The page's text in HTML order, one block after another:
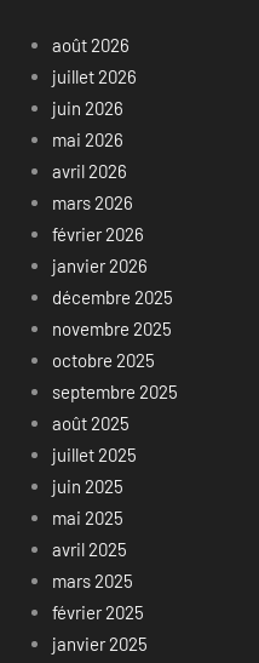
août 2026
juillet 2026
juin 2026
mai 2026
avril 2026
mars 2026
février 2026
janvier 2026
décembre 2025
novembre 2025
octobre 2025
septembre 2025
août 2025
juillet 2025
juin 2025
mai 2025
avril 2025
mars 2025
février 2025
janvier 2025